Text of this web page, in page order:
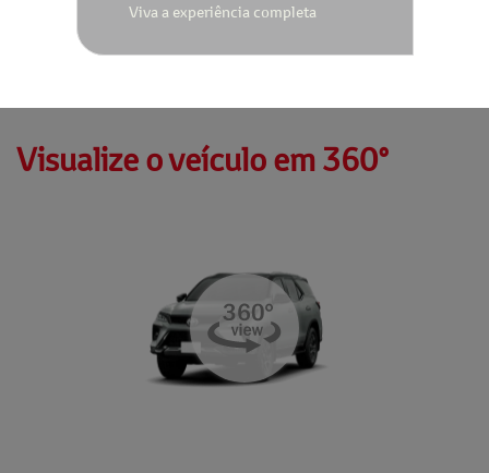
Viva a experiência completa
Visualize o veículo em 360°